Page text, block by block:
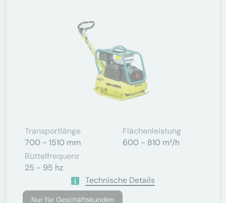
Transportlänge
700 - 1510 mm
Flächenleistung
600 - 810 m²/h
Rüttelfrequenz
25 - 95 hz
Technische Details
Nur für Geschäftskunden